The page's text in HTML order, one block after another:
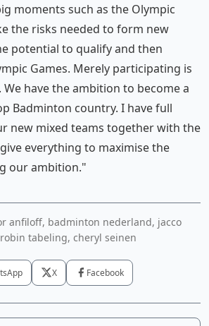
moments such as the Olympic
the risks needed to form new
potential to qualify and then
Games. Merely participating is
have the ambition to become a
Badminton country. I have full
new mixed teams together with the
everything to maximise the
our ambition."
anfiloff, badminton nederland, jacco
tabeling, cheryl seinen
X Facebook